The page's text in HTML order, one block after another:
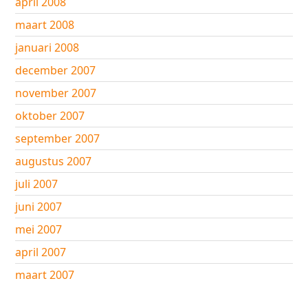
maart 2008
januari 2008
december 2007
november 2007
oktober 2007
september 2007
augustus 2007
juli 2007
juni 2007
mei 2007
april 2007
maart 2007